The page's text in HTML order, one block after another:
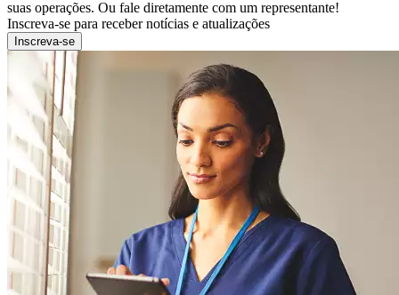
suas operações. Ou fale diretamente com um representante!
Inscreva-se para receber notícias e atualizações
Inscreva-se